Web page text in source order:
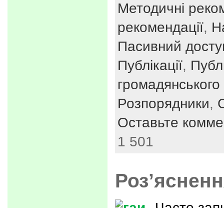
Методичні
рекомендації,
Пасивний
Публікації,
громадянського
Розпорядники,
Оставьте
1 501